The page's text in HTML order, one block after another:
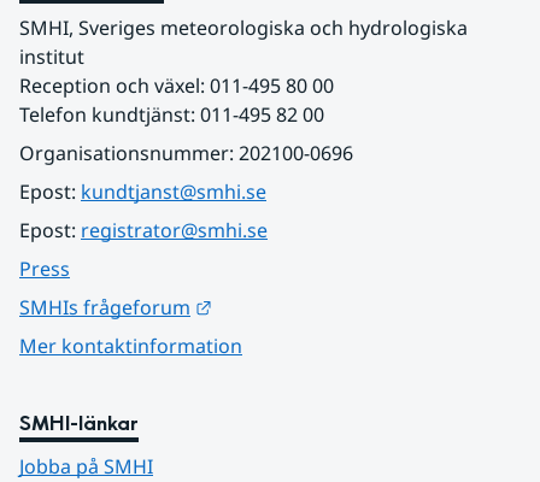
SMHI, Sveriges meteorologiska och hydrologiska
institut
Reception och växel: 011-495 80 00
Telefon kundtjänst: 011-495 82 00
Organisationsnummer: 202100-0696
Epost: kundtjanst@smhi.se
Epost: registrator@smhi.se
Press
SMHIs frågeforum
Mer kontaktinformation
SMHI-länkar
Jobba på SMHI